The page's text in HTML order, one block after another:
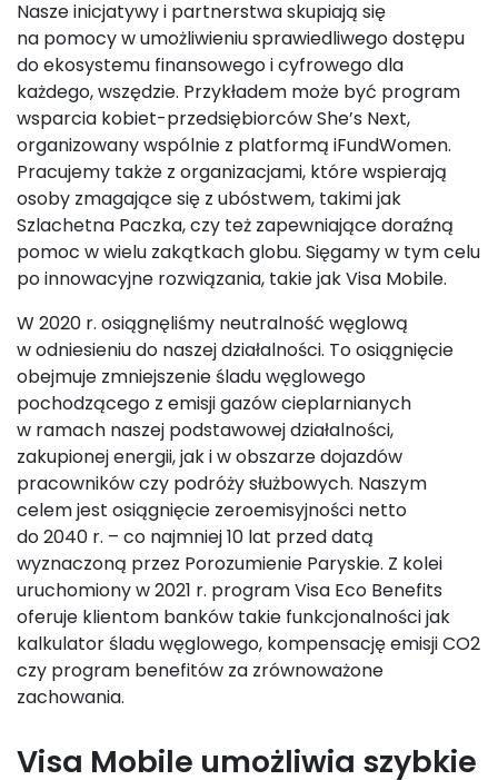
Nasze inicjatywy i partnerstwa skupiają się
na pomocy w umożliwieniu sprawiedliwego dostępu
do ekosystemu finansowego i cyfrowego dla
każdego, wszędzie. Przykładem może być program
wsparcia kobiet-przedsiębiorców She’s Next,
organizowany wspólnie z platformą iFundWomen.
Pracujemy także z organizacjami, które wspierają
osoby zmagające się z ubóstwem, takimi jak
Szlachetna Paczka, czy też zapewniające doraźną
pomoc w wielu zakątkach globu. Sięgamy w tym celu
po innowacyjne rozwiązania, takie jak Visa Mobile.
W 2020 r. osiągnęliśmy neutralność węglową
w odniesieniu do naszej działalności. To osiągnięcie
obejmuje zmniejszenie śladu węglowego
pochodzącego z emisji gazów cieplarnianych
w ramach naszej podstawowej działalności,
zakupionej energii, jak i w obszarze dojazdów
pracowników czy podróży służbowych. Naszym
celem jest osiągnięcie zeroemisyjności netto
do 2040 r. – co najmniej 10 lat przed datą
wyznaczoną przez Porozumienie Paryskie. Z kolei
uruchomiony w 2021 r. program Visa Eco Benefits
oferuje klientom banków takie funkcjonalności jak
kalkulator śladu węglowego, kompensację emisji CO2
czy program benefitów za zrównoważone
zachowania.
Visa Mobile umożliwia szybkie